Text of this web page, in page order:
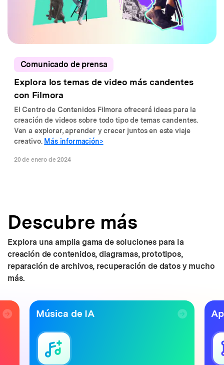
Comunicado de prensa
Explora los temas de video más candentes
con Filmora
El Centro de Contenidos Filmora ofrecerá ideas para la
creación de videos sobre todo tipo de temas candentes.
Ven a explorar, aprender y crecer juntos en este viaje
creativo. Más información>
20 de enero de 2024
Descubre más
Explora una amplia gama de soluciones para la
creación de contenidos, diagramas, prototipos,
reparación de archivos, recuperación de datos y mucho
más.
Música de IA